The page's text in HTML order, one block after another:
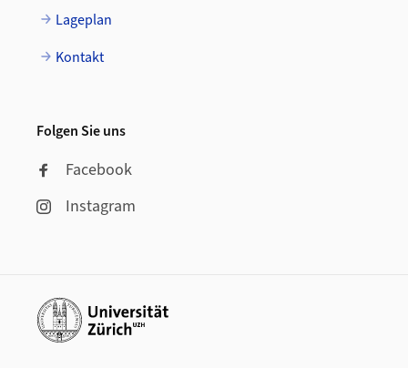
Lageplan
Kontakt
Folgen Sie uns
Facebook
Instagram
Weiterführende Links